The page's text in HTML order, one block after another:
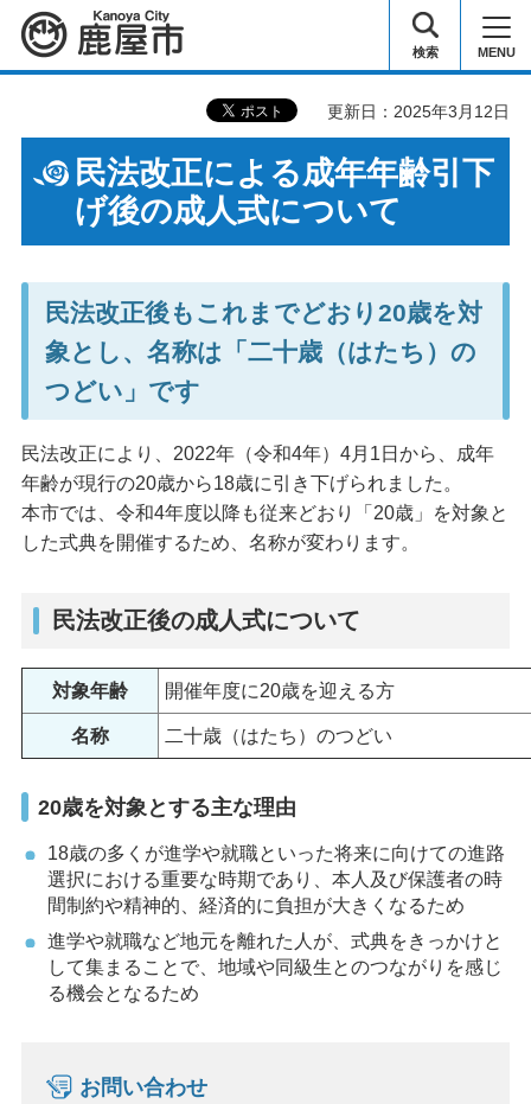
鹿屋市 検索 MENU
更新日：2025年3月12日
民法改正による成年年齢引下
げ後の成人式について
民法改正後もこれまでどおり20歳を対
象とし、名称は「二十歳（はたち）の
つどい」です
民法改正により、2022年（令和4年）4月1日から、成年
年齢が現行の20歳から18歳に引き下げられました。
本市では、令和4年度以降も従来どおり「20歳」を対象と
した式典を開催するため、名称が変わります。
民法改正後の成人式について
対象年齢 開催年度に20歳を迎える方
名称 二十歳（はたち）のつどい
20歳を対象とする主な理由
18歳の多くが進学や就職といった将来に向けての進路
選択における重要な時期であり、本人及び保護者の時
間制約や精神的、経済的に負担が大きくなるため
進学や就職など地元を離れた人が、式典をきっかけと
して集まることで、地域や同級生とのつながりを感じ
る機会となるため
お問い合わせ